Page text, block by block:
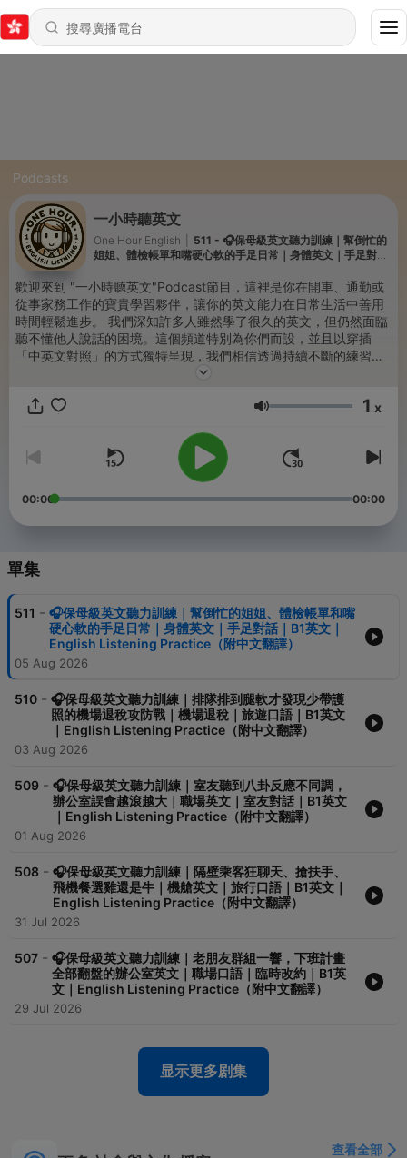
Podcasts
一小時聽英文
One Hour English
511 - 🎧保母級英文聽力訓練｜幫倒忙的
姐姐、體檢帳單和嘴硬心軟的手足日常｜身體英文｜手足對話
歡迎來到 "一小時聽英文"Podcast節目，這裡是你在開車、通勤或
從事家務工作的寶貴學習夥伴，讓你的英文能力在日常生活中善用
時間輕鬆進步。 我們深知許多人雖然學了很久的英文，但仍然面臨
聽不懂他人說話的困境。這個頻道特別為你們而設，並且以穿插
「中英文對照」的方式獨特呈現，我們相信透過持續不斷的練習，
你能夠更快上手，能夠聽懂別人想表達什麼，並能夠流暢地與人交
助你更容易理解和記住英語表達方式。 逼真的英語對話：真實場景
的學習：我們的影片設計讓你可以在開車、通勤或做家務工作的同
時，充分利用寶貴的時間進行英語學習。 多元的主題：無論是旅
遊、文化、新聞還是娛樂，我們的影片涵蓋了各種主題，滿足不同
人的興趣。 無論你是初學者還是已經有一定英語基礎的學習者，我
趣，同時提升你的英語聽力。 別忘了分享給你的朋友，讓更多人一
能還是純粹愛好英語，"一小時聽英文"都是你的最佳學習夥伴。讓
我們一起開始，讓英語能力變得更好，並能夠在日常生活中流暢地
音量 1 x
00:00 00:00
單集
511 - 🎧保母級英文聽力訓練｜幫倒忙的姐姐、體檢帳單和嘴
硬心軟的手足日常｜身體英文｜手足對話｜B1英文｜
English Listening Practice（附中文翻譯）
05 Aug 2026
510 - 🎧保母級英文聽力訓練｜排隊排到腿軟才發現少帶護
照的機場退稅攻防戰｜機場退稅｜旅遊口語｜B1英文
｜English Listening Practice（附中文翻譯）
03 Aug 2026
509 - 🎧保母級英文聽力訓練｜室友聽到八卦反應不同調，
辦公室誤會越滾越大｜職場英文｜室友對話｜B1英文
｜English Listening Practice（附中文翻譯）
01 Aug 2026
508 - 🎧保母級英文聽力訓練｜隔壁乘客狂聊天、搶扶手、
飛機餐選雞還是牛｜機艙英文｜旅行口語｜B1英文｜
English Listening Practice（附中文翻譯）
31 Jul 2026
507 - 🎧保母級英文聽力訓練｜老朋友群組一響，下班計畫
全部翻盤的辦公室英文｜職場口語｜臨時改約｜B1英
文｜English Listening Practice（附中文翻譯）
29 Jul 2026
显示更多剧集
查看全部